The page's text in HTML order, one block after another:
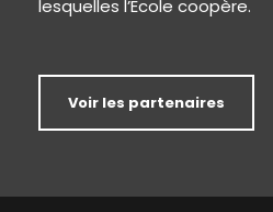
lesquelles l’Ecole coopère.
Voir les partenaires